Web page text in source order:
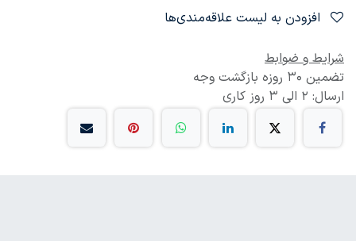
شرایط و ضوابط
تضمین 30 روزه بازگشت وجه
ارسال: 2 الی 3 روز کاری